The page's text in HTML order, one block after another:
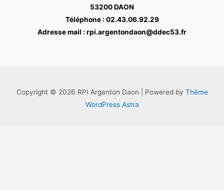
53200 DAON
Téléphone : 02.43.06.92.29
Adresse mail : rpi.argentondaon@ddec53.fr
Copyright © 2026 RPI Argenton Daon | Powered by Thème
WordPress Astra